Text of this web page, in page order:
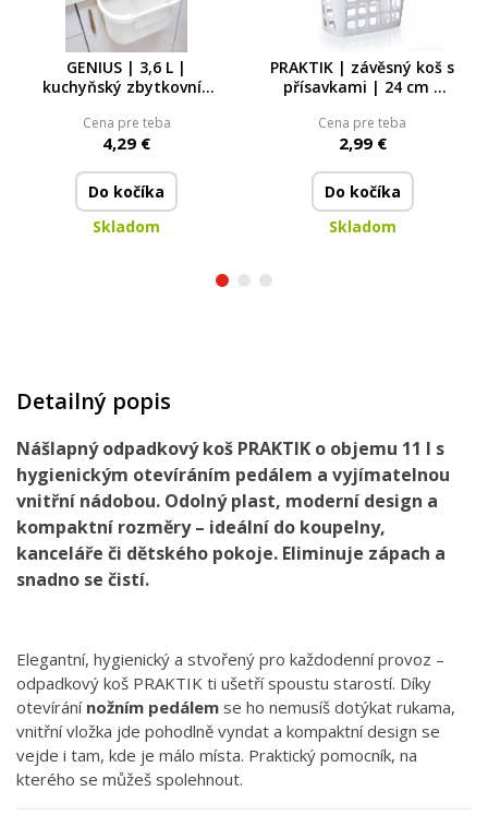
GENIUS | 3,6 L |
kuchyňský zbytkovník
koš na dvířka linky
Cena pre teba
4,29 €
Do kočíka
Skladom
PRAKTIK | závěsný koš s
přísavkami | 24 cm |
Cena pre teba
2,99 €
Do kočíka
Skladom
Detailný popis
Nášlapný odpadkový koš PRAKTIK o objemu 11 l s
hygienickým otevíráním pedálem a vyjímatelnou
vnitřní nádobou. Odolný plast, moderní design a
kompaktní rozměry – ideální do koupelny,
kanceláře či dětského pokoje. Eliminuje zápach a
snadno se čistí.
Elegantní, hygienický a stvořený pro každodenní provoz –
odpadkový koš PRAKTIK ti ušetří spoustu starostí. Díky
otevírání nožním pedálem se ho nemusíš dotýkat rukama,
vnitřní vložka jde pohodlně vyndat a kompaktní design se
vejde i tam, kde je málo místa. Praktický pomocník, na
kterého se můžeš spolehnout.